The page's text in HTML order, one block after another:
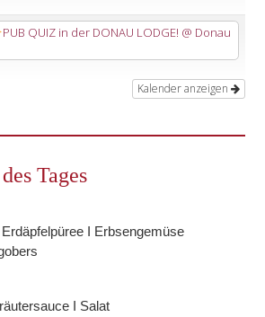
PUB QUIZ in der DONAU LODGE! @ Donau
Kalender anzeigen
Tages
I Erbsengemüse
I Salat